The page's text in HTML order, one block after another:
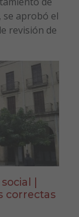
se aprobó el
revisión de
|
correctas